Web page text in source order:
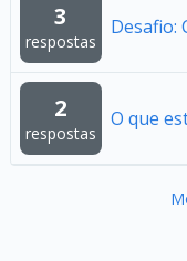
3
respostas
Desafio:
2
respostas
O que